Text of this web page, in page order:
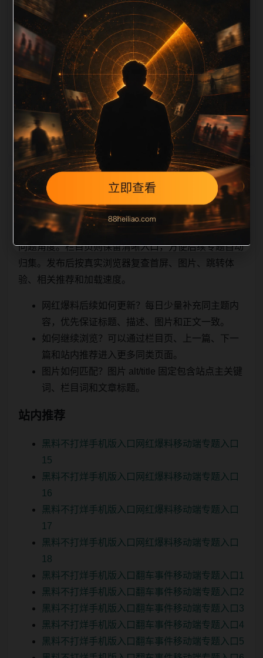
题或专题入口，降低站群页面之间的重复感。页面底部
保留同类推荐、上一篇下一篇和 sitemap 入口，保证重
要页面点击深度尽量控制在三次以内。正文维护时可按
用户搜索路径补充三类信息：入口是否稳定、同栏目还
有哪些可继续阅读、移动端打开时图片和摘要是否一
致。每次新增内容后同步检查标题、description、
canonical、主题图、alt、title和推荐链接，确保页面既
能被搜索引擎理解，也能让真实
相关问题与推荐
用户顺着栏目继续浏览。同站连续更新时避免重复标题
和重复首段，优先补充不同关键词、不同栏目词和不同
问题角度。栏目页则保留清晰入口，方便后续专题自动
归集。发布后按真实浏览器复查首屏、图片、跳转体
验、相关推荐和加载速度。
网红爆料后续如何更新？每日少量补充同主题内
容，优先保证标题、描述、图片和正文一致。
如何继续浏览？可以通过栏目页、上一篇、下一
篇和站内推荐进入更多同类页面。
图片如何匹配？图片 alt/title 固定包含站点主关键
词、栏目词和文章标题。
站内推荐
黑料不打烊手机版入口网红爆料移动端专题入口
15
黑料不打烊手机版入口网红爆料移动端专题入口
16
黑料不打烊手机版入口网红爆料移动端专题入口
17
黑料不打烊手机版入口网红爆料移动端专题入口
18
黑料不打烊手机版入口翻车事件移动端专题入口1
黑料不打烊手机版入口翻车事件移动端专题入口2
黑料不打烊手机版入口翻车事件移动端专题入口3
黑料不打烊手机版入口翻车事件移动端专题入口4
黑料不打烊手机版入口翻车事件移动端专题入口5